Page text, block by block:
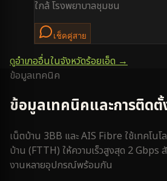
ใกล้โรงพยาบาลชุมชน
เช็คคู่สาย
ดูอำเภออื่นในจังหวัดร้อยเอ็ด →
ข้อมูลเทคนิค
ข้อมูลเทคนิคและการติดตั้
เน็ตบ้าน 3BB และ AIS Fibre ใช้เทคโน
บ้าน (FTTH) ให้ความเร็วสูงสุด 2
งานหลายอุปกรณ์พร้อมกัน